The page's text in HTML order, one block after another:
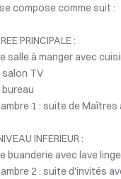
compose comme suit :
PRINCIPALE :
salle à manger avec
salon TV
bureau
1 : suite de
INFERIEUR :
buanderie avec lave
2 : suite d'invités